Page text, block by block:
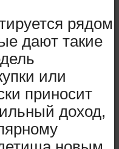
рядом
дают такие
или
приносит
доход,